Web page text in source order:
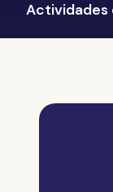
Actividades